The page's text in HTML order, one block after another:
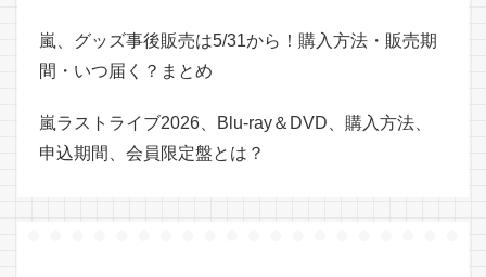
嵐、グッズ事後販売は5/31から！購入方法・販売期
間・いつ届く？まとめ
嵐ラストライブ2026、Blu-ray＆DVD、購入方法、
申込期間、会員限定盤とは？